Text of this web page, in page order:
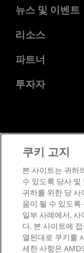
AMD 소개
기업의 사회적 책
채용
문의하기
뉴스 및 이벤트
뉴스룸
미디어 라이브러
리소스
개발자 센트럴
사례 연구
파트너
AMD 파트너 허브
투자자
이사위원회
거버넌스 문서
SEC 신고서
쿠키 고지
본 사이트는 귀하
수 있도록 당사
귀하를 위한 당
움이 될 수 있도
일부 사례에서,
다. 본 사이트에
열된대로 쿠키를
세한 사항은 AMD